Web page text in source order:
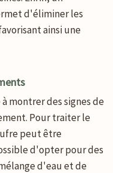
d'éliminer les
ainsi une
montrer des signes de
Pour traiter le
peut être
d'opter pour des
d'eau et de